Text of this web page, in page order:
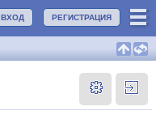
РЕГИСТРАЦИЯ
ВХОД